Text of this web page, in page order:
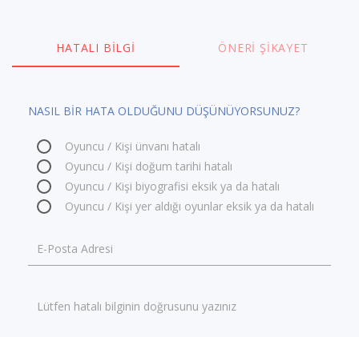
HATALI BILGI ÖNERI ŞIKAYET
NASIL BİR HATA OLDUĞUNU DÜŞÜNÜYORSUNUZ?
Oyuncu / Kişi ünvanı hatalı
Oyuncu / Kişi doğum tarihi hatalı
Oyuncu / Kişi biyografisi eksik ya da hatalı
Oyuncu / Kişi yer aldığı oyunlar eksik ya da hatalı
E-Posta Adresi
Lütfen hatalı bilginin doğrusunu yazınız